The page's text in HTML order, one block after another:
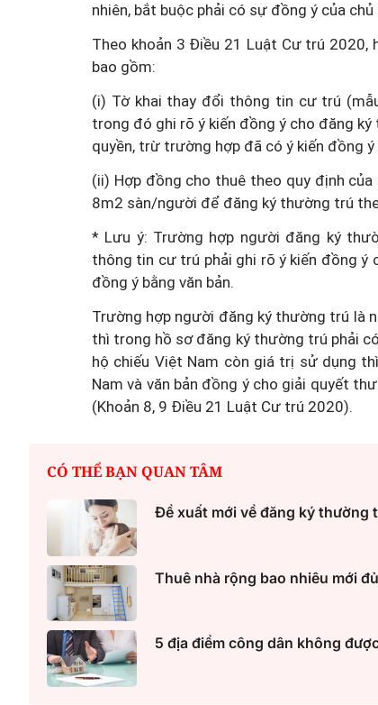
nhiên, bắt buộc phải có sự đồng ý của
Theo khoản 3 Điều 21 Luật Cư trú
bao gồm:
(i) Tờ khai thay đổi thông tin cư trú
trong đó ghi rõ ý kiến đồng ý cho đăng
quyền, trừ trường hợp đã có ý kiến đồng ý
(ii) Hợp đồng cho thuê theo quy định
8m2 sàn/người để đăng ký thường trú
* Lưu ý: Trường hợp người đăng ký
thông tin cư trú phải ghi rõ ý kiến đồng ý
đồng ý bằng văn bản.
Trường hợp người đăng ký thường trú là
thì trong hồ sơ đăng ký thường trú phải
hộ chiếu Việt Nam còn giá trị sử dụng
Nam và văn bản đồng ý cho giải quyết
(Khoản 8, 9 Điều 21 Luật Cư trú 2020).
CÓ THỂ BẠN QUAN TÂM
Đề xuất mới về đăng ký thường
Thuê nhà rộng bao nhiêu mới
5 địa điểm công dân không